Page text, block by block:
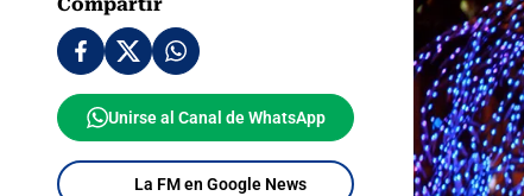
Unirse al Canal de WhatsApp
La FM en Google News